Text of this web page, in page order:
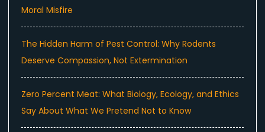
Moral Misfire
The Hidden Harm of Pest Control: Why Rodents
Deserve Compassion, Not Extermination
Zero Percent Meat: What Biology, Ecology, and Ethics
Say About What We Pretend Not to Know